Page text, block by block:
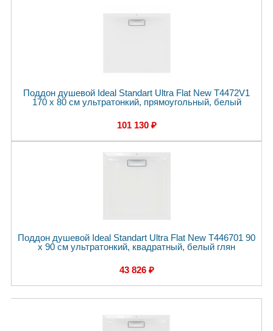
Поддон душевой Ideal Standart Ultra Flat New T4472V1
170 x 80 см ультратонкий, прямоугольный, белый
101 130 ₽
Поддон душевой Ideal Standart Ultra Flat New T446701 90
x 90 см ультратонкий, квадратный, белый глян
43 826 ₽